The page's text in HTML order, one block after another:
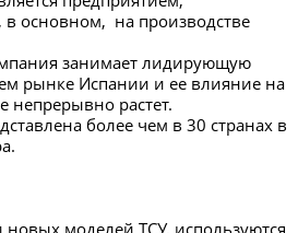
основном, на производстве
занимает лидирующую
рынке Испании и ее влияние на
растет.
более чем в 30 странах в